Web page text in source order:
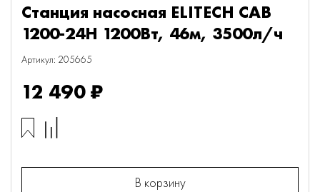
Станция насосная ELITECH САВ
1200-24Н 1200Вт, 46м, 3500л/ч
Артикул: 205665
12 490 ₽
В корзину